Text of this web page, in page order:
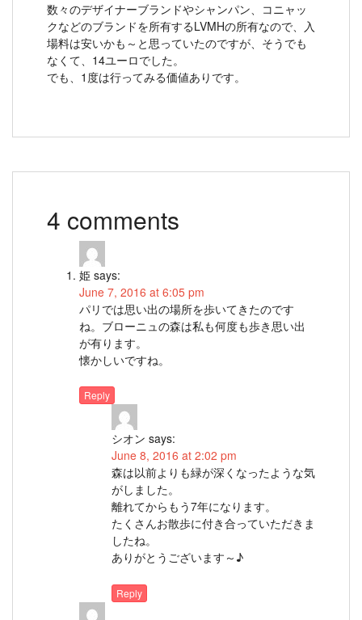
数々のデザイナーブランドやシャンパン、コニャッ
クなどのブランドを所有するLVMHの所有なので、入
場料は安いかも～と思っていたのですが、そうでも
なくて、14ユーロでした。
でも、1度は行ってみる価値ありです。
4 comments
姫 says:
June 7, 2016 at 6:05 pm
パリでは思い出の場所を歩いてきたのです
ね。ブローニュの森は私も何度も歩き思い出
が有ります。
懐かしいですね。
Reply
シオン says:
June 8, 2016 at 2:02 pm
森は以前よりも緑が深くなったような気
がしました。
離れてからもう7年になります。
たくさんお散歩に付き合っていただきま
したね。
ありがとうございます～♪
Reply